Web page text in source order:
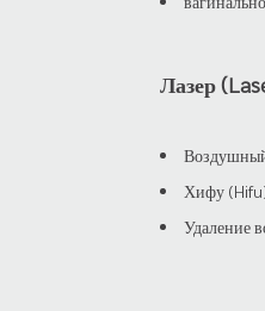
Лазер
Хифу
Удаление